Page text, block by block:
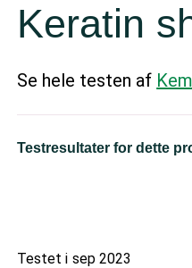
Keratin
Se hele testen af
Testresultater for dette
Testet i sep 2023